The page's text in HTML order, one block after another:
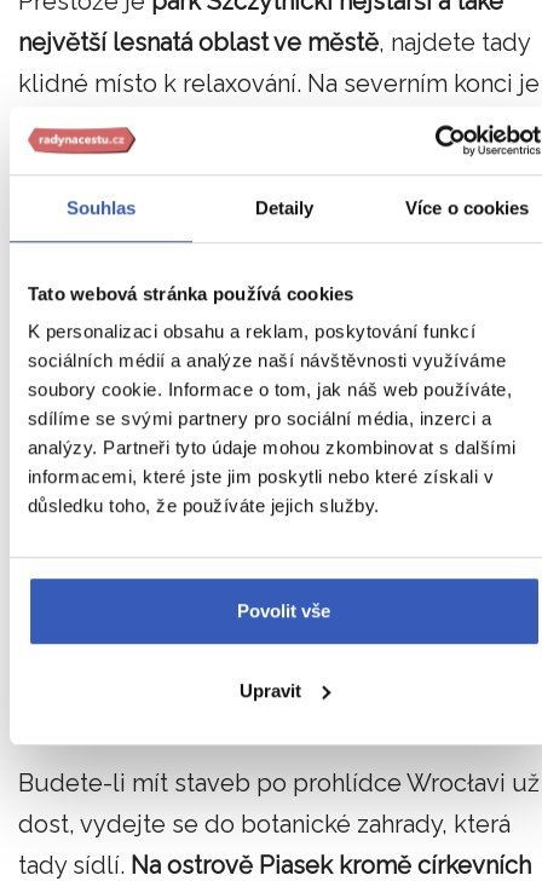
Souhlas Detaily Více o cookies
Tato webová stránka používá cookies
K personalizaci obsahu a reklam, poskytování funkcí
sociálních médií a analýze naší návštěvnosti využíváme
soubory cookie. Informace o tom, jak náš web používáte,
sdílíme se svými partnery pro sociální média, inzerci a
analýzy. Partneři tyto údaje mohou zkombinovat s dalšími
informacemi, které jste jim poskytli nebo které získali v
důsledku toho, že používáte jejich služby.
Povolit vše
Upravit
největší lesnatá oblast ve městě, najdete tady
klidné místo k relaxování. Na severním konci je
umístěná i japonská zahrada. V parku narazíte
na modřínový kostel, ve kterém v létě probíhají
krátkodobé výstavy, takže při každé návštěvě
uvidíte něco nového.
Wrocławské ostrovy
Kolébka města Wrocław byla právě na ostrově
Tumski, kde přibližně kolem 8. století byla
postavena první pevnost. Poté, co bylo
centrum přesunuto ve 13. století mimo ostrov,
zůstal ostrov Tumski sídlem církve, stejně jako
dnes. V ostrovní katedrále se pohodlně
dostanete i do věží, je to totiž
Budete-li mít staveb po prohlídce Wrocłavi už
dost, vydejte se do botanické zahrady, která
tady sídlí. Na ostrově Piasek kromě církevních